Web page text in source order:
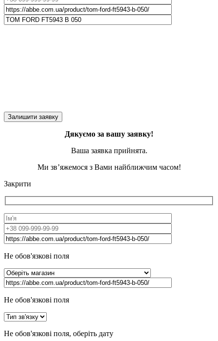
Дякуємо за вашу заявку!
Ваша заявка прийнята.
Ми зв’яжемося з Вами найближчим часом!
Закрити
Не обов'язкові поля
Не обов'язкові поля
Не обов'язкові поля, оберіть дату